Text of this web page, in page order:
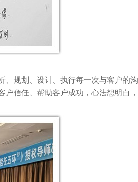
、规划、设计、执行每一次与客户的沟
信任、帮助客户成功，心法想明白，